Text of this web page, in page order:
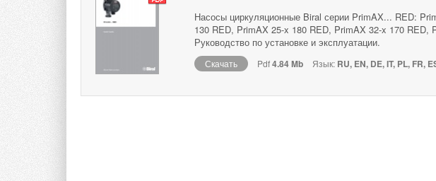
Насосы циркуляционные Biral серии PrimAX... RED:
130 RED, PrimAX 25-x 180 RED, PrimAX 32-x 170 RED,
Руководство по установке и эксплуатации.
Скачать Pdf4.84 Mb Язык: RU, EN, DE, IT, PL, FR,